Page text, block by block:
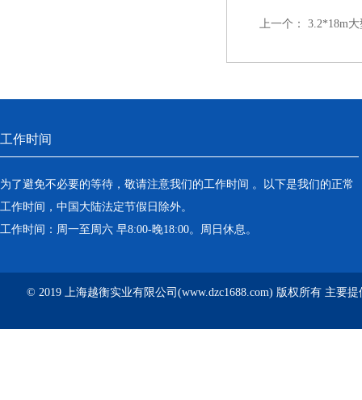
上一个： 3.2*18m
工作时间
为了避免不必要的等待，敬请注意我们的工作时间 。以下是我们的正常
工作时间，中国大陆法定节假日除外。
工作时间：周一至周六 早8:00-晚18:00。周日休息。
© 2019 上海越衡实业有限公司(www.dzc1688.com) 版权所有 主要提